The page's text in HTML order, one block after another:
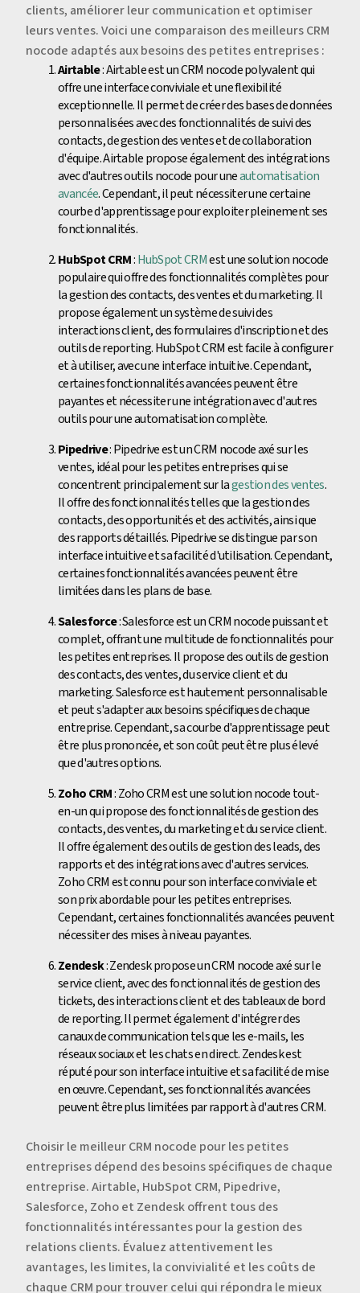
clients, améliorer leur communication et optimiser
leurs ventes. Voici une comparaison des meilleurs CRM
nocode adaptés aux besoins des petites entreprises :
Airtable: Airtable est un CRM nocode polyvalent qui
offre une interface conviviale et une flexibilité
exceptionnelle. Il permet de créer des bases de données
personnalisées avec des fonctionnalités de suivi des
contacts, de gestion des ventes et de collaboration
d'équipe. Airtable propose également des intégrations
avec d'autres outils nocode pour uneautomatisation
avancée. Cependant, il peut nécessiter une certaine
courbe d'apprentissage pour exploiter pleinement ses
fonctionnalités.
HubSpot CRM:HubSpot CRMest une solution nocode
populaire qui offre des fonctionnalités complètes pour
la gestion des contacts, des ventes et du marketing. Il
propose également un système de suivi des
interactions client, des formulaires d'inscription et des
outils de reporting. HubSpot CRM est facile à configurer
et à utiliser, avec une interface intuitive. Cependant,
certaines fonctionnalités avancées peuvent être
payantes et nécessiter une intégration avec d'autres
outils pour une automatisation complète.
Pipedrive: Pipedrive est un CRM nocode axé sur les
ventes, idéal pour les petites entreprises qui se
concentrent principalement sur lagestion des ventes.
Il offre des fonctionnalités telles que la gestion des
contacts, des opportunités et des activités, ainsi que
des rapports détaillés. Pipedrive se distingue par son
interface intuitive et sa facilité d'utilisation. Cependant,
certaines fonctionnalités avancées peuvent être
limitées dans les plans de base.
Salesforce: Salesforce est un CRM nocode puissant et
complet, offrant une multitude de fonctionnalités pour
les petites entreprises. Il propose des outils de gestion
des contacts, des ventes, du service client et du
marketing. Salesforce est hautement personnalisable
et peut s'adapter aux besoins spécifiques de chaque
entreprise. Cependant, sa courbe d'apprentissage peut
être plus prononcée, et son coût peut être plus élevé
que d'autres options.
Zoho CRM: Zoho CRM est une solution nocode tout-
en-un qui propose des fonctionnalités de gestion des
contacts, des ventes, du marketing et du service client.
Il offre également des outils de gestion des leads, des
rapports et des intégrations avec d'autres services.
Zoho CRM est connu pour son interface conviviale et
son prix abordable pour les petites entreprises.
Cependant, certaines fonctionnalités avancées peuvent
nécessiter des mises à niveau payantes.
Zendesk: Zendesk propose un CRM nocode axé sur le
service client, avec des fonctionnalités de gestion des
tickets, des interactions client et des tableaux de bord
de reporting. Il permet également d'intégrer des
canaux de communication tels que les e-mails, les
réseaux sociaux et les chats en direct. Zendesk est
réputé pour son interface intuitive et sa facilité de mise
en œuvre. Cependant, ses fonctionnalités avancées
peuvent être plus limitées par rapport à d'autres CRM.
Choisir le meilleur CRM nocode pour les petites
entreprises dépend des besoins spécifiques de chaque
entreprise. Airtable, HubSpot CRM, Pipedrive,
Salesforce, Zoho et Zendesk offrent tous des
fonctionnalités intéressantes pour la gestion des
relations clients. Évaluez attentivement les
avantages, les limites, la convivialité et les coûts de
chaque CRM pour trouver celui qui répondra le mieux